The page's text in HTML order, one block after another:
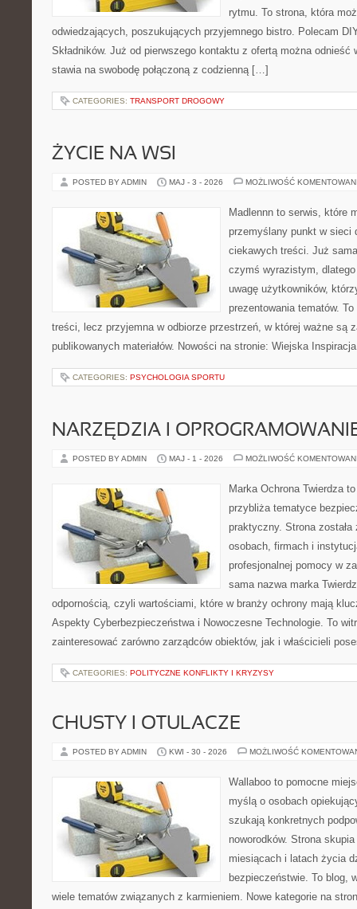
rytmu. To strona, która
odwiedzających, poszukujących przyjemnego bistro. Polecam
Składników. Już od pierwszego kontaktu z ofertą można odnieść
stawia na swobodę połączoną z codzienną […]
CATEGORIES: TRANSPORT DROGOWY
ŻYCIE NA WSI
POSTED BY ADMIN MAJ - 3 - 2026 MOŻLIWOŚĆ
Madlennn to serwis, które
przemyślany punkt w sieci
ciekawych treści. Już
czymś wyrazistym,
uwagę użytkowników,
prezentowania tematów.
treści, lecz przyjemna w odbiorze przestrzeń, w której ważne są
publikowanych materiałów. Nowości na stronie: Wiejska
CATEGORIES: PSYCHOLOGIA SPORTU
NARZĘDZIA I
POSTED BY ADMIN MAJ - 1 - 2026 MOŻLIWOŚĆ
Marka Ochrona Twierdza
przybliża tematyce
praktyczny. Strona
osobach, firmach i
profesjonalnej pomocy w
sama nazwa marka
odpornością, czyli wartościami, które w branży ochrony mają
Aspekty Cyberbezpieczeństwa i Nowoczesne Technologie. To
zainteresować zarówno zarządców obiektów, jak i właścicieli
CATEGORIES: POLITYCZNE KONFLIKTY I KRYZYSY
CHUSTY I OTULACZE
POSTED BY ADMIN KWI - 30 - 2026 MOŻLIWOŚĆ
Wallaboo to pomocne
myślą o osobach
szukają konkretnych
noworodków. Strona
miesiącach i latach życia
bezpieczeństwie. To blog,
wiele tematów związanych z karmieniem. Nowe kategorie na